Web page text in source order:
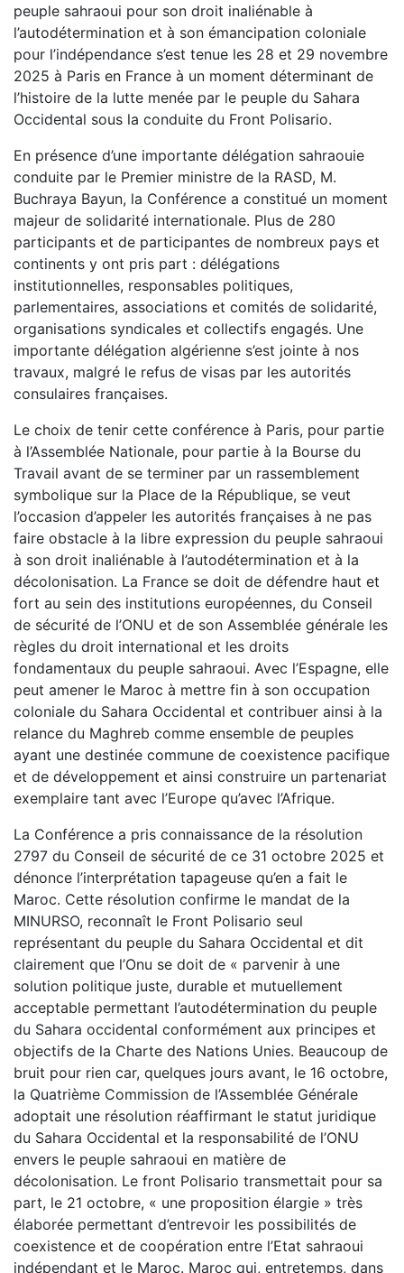
peuple sahraoui pour son droit inaliénable à
l’autodétermination et à son émancipation coloniale
pour l’indépendance s’est tenue les 28 et 29 novembre
2025 à Paris en France à un moment déterminant de
l’histoire de la lutte menée par le peuple du Sahara
Occidental sous la conduite du Front Polisario.
En présence d’une importante délégation sahraouie
conduite par le Premier ministre de la RASD, M.
Buchraya Bayun, la Conférence a constitué un moment
majeur de solidarité internationale. Plus de 280
participants et de participantes de nombreux pays et
continents y ont pris part : délégations
institutionnelles, responsables politiques,
parlementaires, associations et comités de solidarité,
organisations syndicales et collectifs engagés. Une
importante délégation algérienne s’est jointe à nos
travaux, malgré le refus de visas par les autorités
consulaires françaises.
Le choix de tenir cette conférence à Paris, pour partie
à l’Assemblée Nationale, pour partie à la Bourse du
Travail avant de se terminer par un rassemblement
symbolique sur la Place de la République, se veut
l’occasion d’appeler les autorités françaises à ne pas
faire obstacle à la libre expression du peuple sahraoui
à son droit inaliénable à l’autodétermination et à la
décolonisation. La France se doit de défendre haut et
fort au sein des institutions européennes, du Conseil
de sécurité de l’ONU et de son Assemblée générale les
règles du droit international et les droits
fondamentaux du peuple sahraoui. Avec l’Espagne, elle
peut amener le Maroc à mettre fin à son occupation
coloniale du Sahara Occidental et contribuer ainsi à la
relance du Maghreb comme ensemble de peuples
ayant une destinée commune de coexistence pacifique
et de développement et ainsi construire un partenariat
exemplaire tant avec l’Europe qu’avec l’Afrique.
La Conférence a pris connaissance de la résolution
2797 du Conseil de sécurité de ce 31 octobre 2025 et
dénonce l’interprétation tapageuse qu’en a fait le
Maroc. Cette résolution confirme le mandat de la
MINURSO, reconnaît le Front Polisario seul
représentant du peuple du Sahara Occidental et dit
clairement que l’Onu se doit de « parvenir à une
solution politique juste, durable et mutuellement
acceptable permettant l’autodétermination du peuple
du Sahara occidental conformément aux principes et
objectifs de la Charte des Nations Unies. Beaucoup de
bruit pour rien car, quelques jours avant, le 16 octobre,
la Quatrième Commission de l’Assemblée Générale
adoptait une résolution réaffirmant le statut juridique
du Sahara Occidental et la responsabilité de l’ONU
envers le peuple sahraoui en matière de
décolonisation. Le front Polisario transmettait pour sa
part, le 21 octobre, « une proposition élargie » très
élaborée permettant d’entrevoir les possibilités de
coexistence et de coopération entre l’Etat sahraoui
indépendant et le Maroc. Maroc qui, entretemps, dans